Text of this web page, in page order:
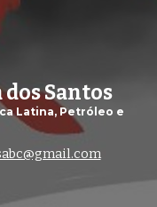
Santos
Latina, Petróleo e